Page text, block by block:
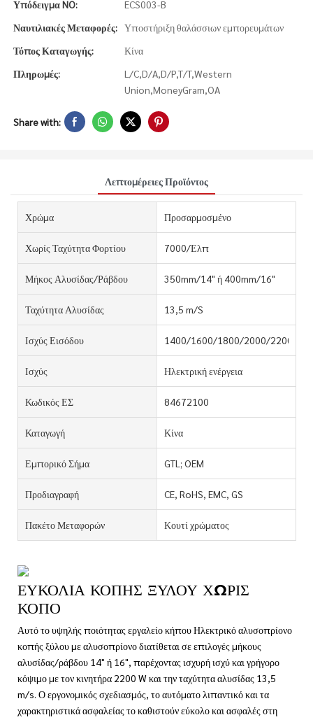
Υπόδειγμα NO:
ECS003-B
Ναυτιλιακές Μεταφορές: Υποστήριξη θαλάσσιων εμπορευμάτων
Τόπος Καταγωγής:
Κίνα
Πληρωμές:
L/C,D/A,D/P,T/T,Western
Union,MoneyGram,OA
Share with:
Λεπτομέρειες Προϊόντος
Χρώμα Προσαρμοσμένο
Χωρίς Ταχύτητα Φορτίου 7000/Ελπ
Μήκος Αλυσίδας/ράβδου 350mm/14" ή 400mm/16"
Ταχύτητα Αλυσίδας 13,5 m/S
Ισχύς Εισόδου 1400/1600/1800/2000/2200W
Ισχύς Ηλεκτρική ενέργεια
Κωδικός ΕΣ 84672100
Καταγωγή Κίνα
Εμπορικό Σήμα GTL; OEM
Προδιαγραφή CE, RoHS, EMC, GS
Πακέτο Μεταφορών Κουτί χρώματος
ΕΥΚΟΛΊΑ ΚΟΠΉΣ ΞΎΛΟΥ ΧΩΡΊΣ
ΚΌΠΟ
Αυτό το υψηλής ποιότητας εργαλείο κήπου Ηλεκτρικό αλυσοπρίονο
κοπής ξύλου με αλυσοπρίονο διατίθεται σε επιλογές μήκους
αλυσίδας/ράβδου 14" ή 16", παρέχοντας ισχυρή ισχύ και γρήγορο
κόψιμο με τον κινητήρα 2200 W και την ταχύτητα αλυσίδας 13,5
m/s. Ο εργονομικός σχεδιασμός, το αυτόματο λιπαντικό και τα
χαρακτηριστικά ασφαλείας το καθιστούν εύκολο και ασφαλές στη